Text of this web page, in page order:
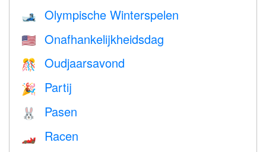
🎿 Olympische Winterspelen
🇺🇸 Onafhankelijkheidsdag
🎊 Oudjaarsavond
🎉 Partij
🐰 Pasen
🏎 Racen